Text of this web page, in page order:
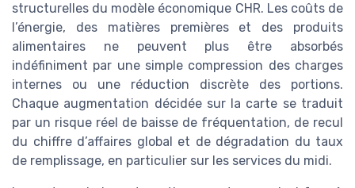
structurelles du modèle économique CHR. Les coûts de
l’énergie, des matières premières et des produits
alimentaires ne peuvent plus être absorbés
indéfiniment par une simple compression des charges
internes ou une réduction discrète des portions.
Chaque augmentation décidée sur la carte se traduit
par un risque réel de baisse de fréquentation, de recul
du chiffre d’affaires global et de dégradation du taux
de remplissage, en particulier sur les services du midi.